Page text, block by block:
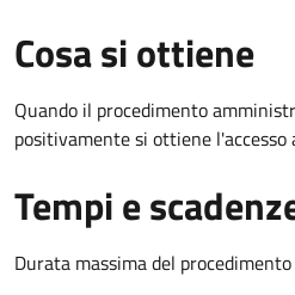
Cosa si ottiene
Quando il procedimento
positivamente si ottiene l'accesso
Tempi e
Durata massima del